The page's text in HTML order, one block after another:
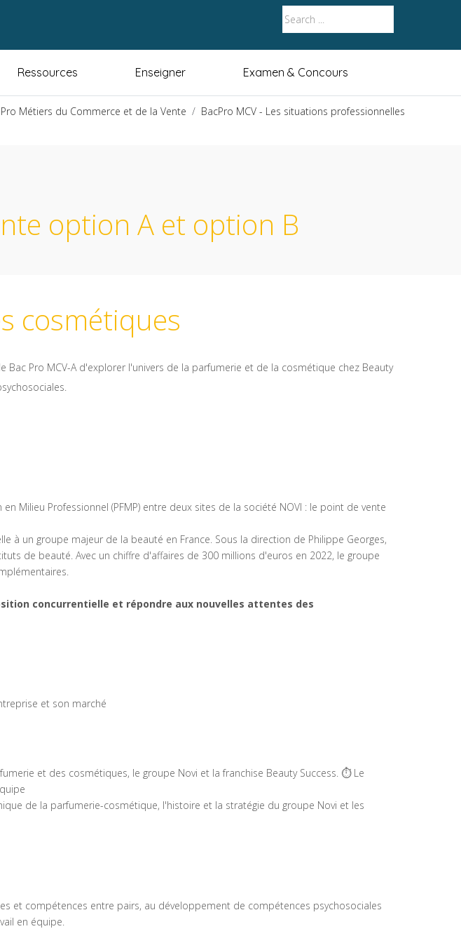
Ressources Enseigner Examen & Concours
Métiers du Commerce et de la Vente
BacPro MCV - Les situations professionnelles
option A et option B
cosmétiques
Pro MCV-A d'explorer l'univers de la parfumerie et de la cosmétique chez Beauty
Milieu Professionnel (PFMP) entre deux sites de la société NOVI : le point de vente
à un groupe majeur de la beauté en France. Sous la direction de Philippe Georges,
de beauté. Avec un chiffre d'affaires de 300 millions d'euros en 2022, le groupe
concurrentielle et répondre aux nouvelles attentes des
et son marché
et des cosmétiques, le groupe Novi et la franchise Beauty Success. ⏱️ Le
de la parfumerie-cosmétique, l'histoire et la stratégie du groupe Novi et les
et compétences entre pairs, au développement de compétences psychosociales
en équipe.